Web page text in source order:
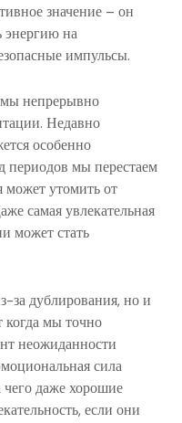
значение – он
энергию на
импульсы.
непрерывно
Недавно
особенно
периодов мы перестаем
утомить от
самая увлекательная
может стать
за дублирования, но и
когда мы точно
неожиданности
сила
чего даже хорошие
если они